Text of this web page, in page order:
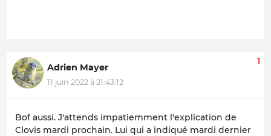
Adrien Mayer
11 juin 2022 à 21:43:12
1
Bof aussi. J'attends impatiemment l'explication de
Clovis mardi prochain. Lui qui a indiqué mardi dernier